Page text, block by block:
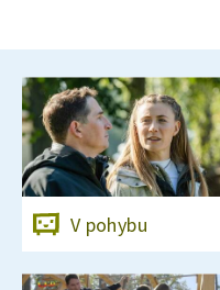
V pohybu